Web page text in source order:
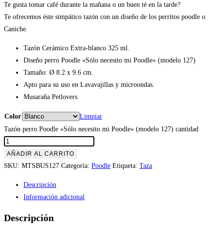
Te gusta tomar café durante la mañana o un buen té en la tarde?
Te ofrecemos éste simpático tazón con un diseño de los perritos poodle o
Caniche.
Tazón Cerámico Extra-blanco 325 ml.
Diseño perro Poodle «Sólo necesito mi Poodle» (modelo 127)
Tamaño: Ø 8.2 x 9.6 cm.
Apto para su uso en Lavavajillas y microondas.
Musaraña Petlovers.
Color
Limpiar
Tazón perro Poodle «Sólo necesito mi Poodle» (modelo 127) cantidad
AÑADIR AL CARRITO
SKU: MTSBUS127 Categoría: Poodle Etiqueta: Taza
Descripción
Información adicional
Descripción